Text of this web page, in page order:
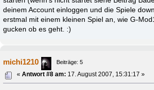
deinem Account einloggen und die Spiele
erstmal mit einem kleinen Spiel an, wie G-
gucken ob es geht. :)
michi1210
Beiträge: 5
«Antwort #8 am: 17. August 2007, 15:31:17 »